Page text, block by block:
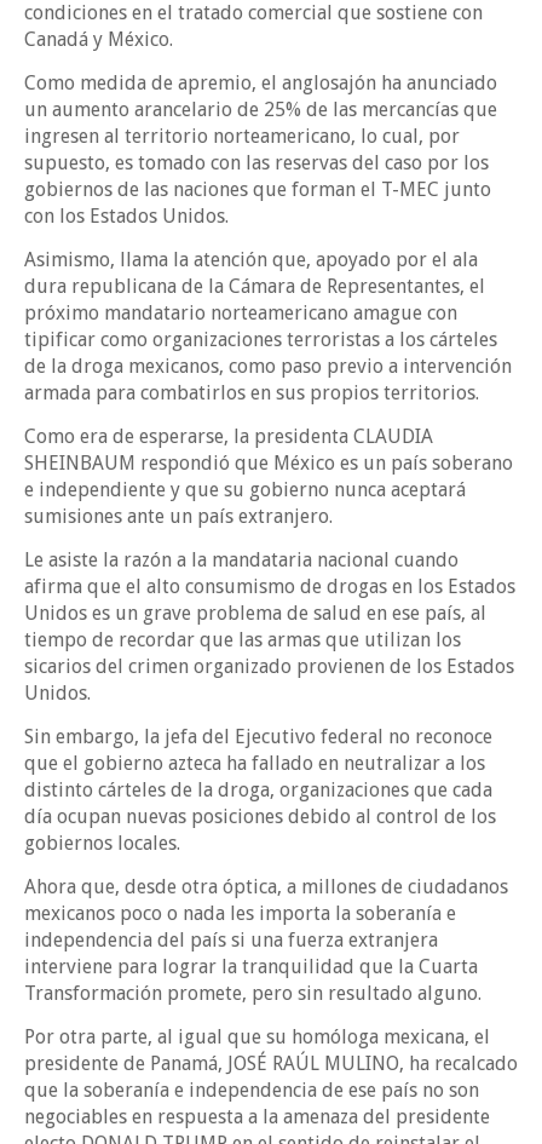
condiciones en el tratado comercial que sostiene con
Canadá y México.
Como medida de apremio, el anglosajón ha anunciado
un aumento arancelario de 25% de las mercancías que
ingresen al territorio norteamericano, lo cual, por
supuesto, es tomado con las reservas del caso por los
gobiernos de las naciones que forman el T-MEC junto
con los Estados Unidos.
Asimismo, llama la atención que, apoyado por el ala
dura republicana de la Cámara de Representantes, el
próximo mandatario norteamericano amague con
tipificar como organizaciones terroristas a los cárteles
de la droga mexicanos, como paso previo a intervención
armada para combatirlos en sus propios territorios.
Como era de esperarse, la presidenta CLAUDIA
SHEINBAUM respondió que México es un país soberano
e independiente y que su gobierno nunca aceptará
sumisiones ante un país extranjero.
Le asiste la razón a la mandataria nacional cuando
afirma que el alto consumismo de drogas en los Estados
Unidos es un grave problema de salud en ese país, al
tiempo de recordar que las armas que utilizan los
sicarios del crimen organizado provienen de los Estados
Unidos.
Sin embargo, la jefa del Ejecutivo federal no reconoce
que el gobierno azteca ha fallado en neutralizar a los
distinto cárteles de la droga, organizaciones que cada
día ocupan nuevas posiciones debido al control de los
gobiernos locales.
Ahora que, desde otra óptica, a millones de ciudadanos
mexicanos poco o nada les importa la soberanía e
independencia del país si una fuerza extranjera
interviene para lograr la tranquilidad que la Cuarta
Transformación promete, pero sin resultado alguno.
Por otra parte, al igual que su homóloga mexicana, el
presidente de Panamá, JOSÉ RAÚL MULINO, ha recalcado
que la soberanía e independencia de ese país no son
negociables en respuesta a la amenaza del presidente